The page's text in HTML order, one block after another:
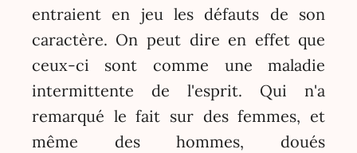
entraient en jeu les défauts de son
caractère. On peut dire en effet que
ceux-ci sont comme une maladie
intermittente de l'esprit. Qui n'a
remarqué le fait sur des femmes, et
même des hommes, doués